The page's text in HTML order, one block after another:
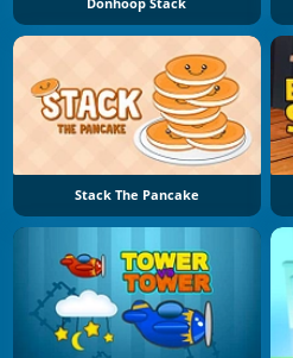
Donhoop Stack
Stack The Pancake